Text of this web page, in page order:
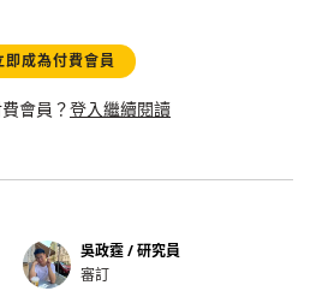
即成為付費會員
會員？登入繼續閱讀
吳政霆 / 研究員
審訂